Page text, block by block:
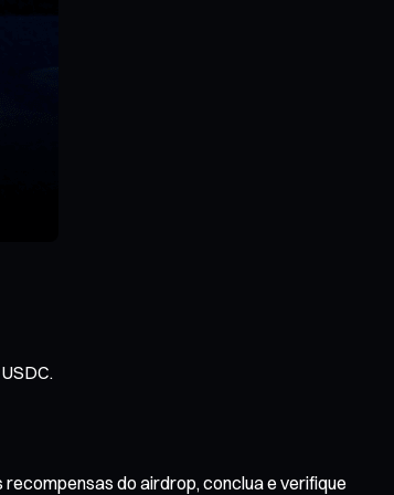
do airdrop, conclua e verifique